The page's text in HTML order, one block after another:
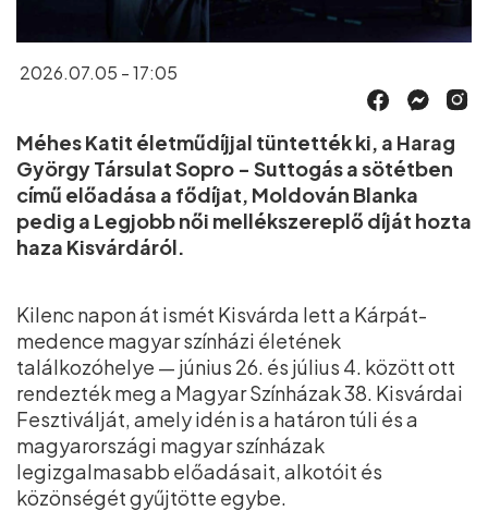
2026.07.05 - 17:05
Méhes Katit életműdíjjal tüntették ki, a Harag
György Társulat Sopro - Suttogás a sötétben
című előadása a fődíjat, Moldován Blanka
pedig a Legjobb női mellékszereplő díját hozta
haza Kisvárdáról.
Kilenc napon át ismét Kisvárda lett a Kárpát-
medence magyar színházi életének
találkozóhelye — június 26. és július 4. között ott
rendezték meg a Magyar Színházak 38. Kisvárdai
Fesztiválját, amely idén is a határon túli és a
magyarországi magyar színházak
legizgalmasabb előadásait, alkotóit és
közönségét gyűjtötte egybe.